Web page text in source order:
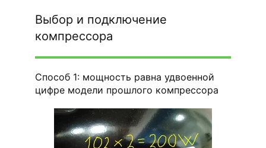
Выбор и подключение
компрессора
Способ 1: мощность равна удвоенной
цифре модели прошлого компрессора